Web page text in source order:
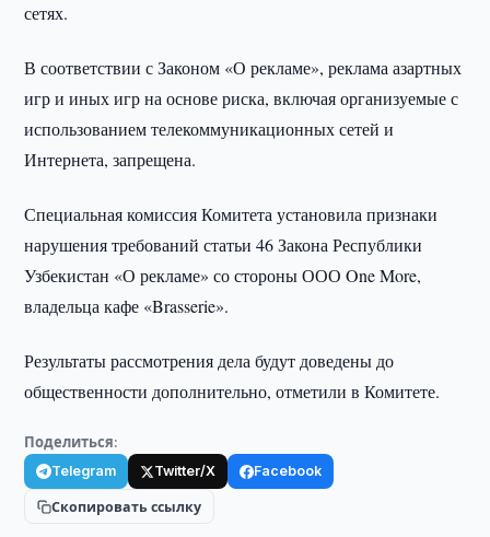
сетях.
В соответствии с Законом «О рекламе», реклама азартных
игр и иных игр на основе риска, включая организуемые с
использованием телекоммуникационных сетей и
Интернета, запрещена.
Специальная комиссия Комитета установила признаки
нарушения требований статьи 46 Закона Республики
Узбекистан «О рекламе» со стороны ООО One More,
владельца кафе «Brasserie».
Результаты рассмотрения дела будут доведены до
общественности дополнительно, отметили в Комитете.
Поделиться:
Telegram Twitter/X Facebook
Скопировать ссылку